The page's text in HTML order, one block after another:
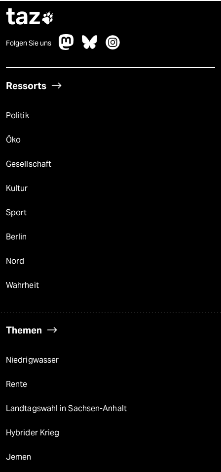
taz
Folgen Sie uns
Ressorts
Politik
Öko
Gesellschaft
Kultur
Sport
Berlin
Nord
Wahrheit
Themen
Niedrigwasser
Rente
Landtagswahl in Sachsen-Anhalt
Hybrider Krieg
Jemen